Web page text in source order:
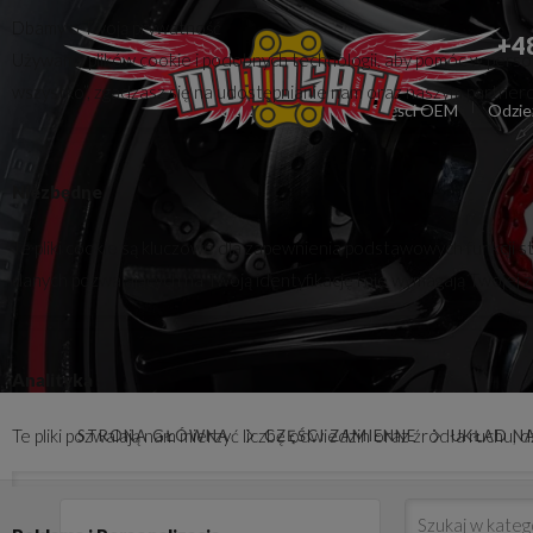
Części zamienne Części OEM
STRONA GŁÓWNA CZĘŚCI ZAMIENNE UKŁAD
Dbamy o Twoją prywatność
Używamy plików cookie i podobnych technologii, aby pomóc w
wszystko”, zgadzasz się na udostępnianie nam oraz naszym
Niezbędne
Te pliki cookie są kluczowe dla zapewnienia podstawowych
danych pozwalających na Twoją identyfikację i nie wymagają Twojej
Analityka
Te pliki pozwalają nam mierzyć liczbę odwiedzin oraz źródła